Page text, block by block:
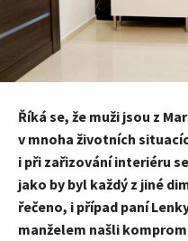
Říká se, že muži jsou z
v mnoha životních
i při zařizování interiéru
jako by byl každý z jiné
řečeno, i případ paní
manželem našli